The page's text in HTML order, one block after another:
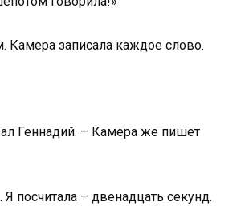
Камера записала каждое слово.
Геннадий. – Камера же пишет
посчитала – двенадцать секунд.